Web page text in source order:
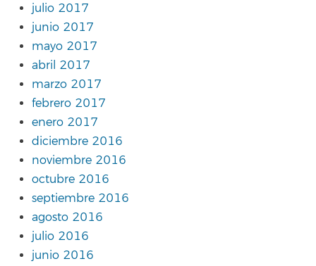
julio 2017
junio 2017
mayo 2017
abril 2017
marzo 2017
febrero 2017
enero 2017
diciembre 2016
noviembre 2016
octubre 2016
septiembre 2016
agosto 2016
julio 2016
junio 2016